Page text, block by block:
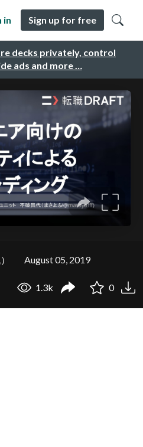
decks privately, control
ads and more …
in Sign up for free
August 05, 2019
1.3k 0